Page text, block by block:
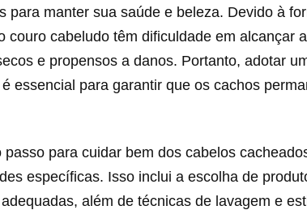
para manter sua saúde e beleza. Devido à
couro cabeludo têm dificuldade em alcançar
e propensos a danos. Portanto, adotar
essencial para garantir que os cachos
passo para cuidar bem dos cabelos
específicas. Isso inclui a escolha de
além de técnicas de lavagem e